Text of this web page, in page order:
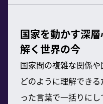
国家を動かす深
解く世界の今
国家間の複雑な関係
どのように理解でき
った言葉で一括りに